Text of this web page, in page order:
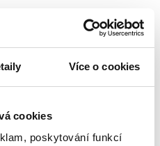
Více o cookies
cookies
poskytování funkcí